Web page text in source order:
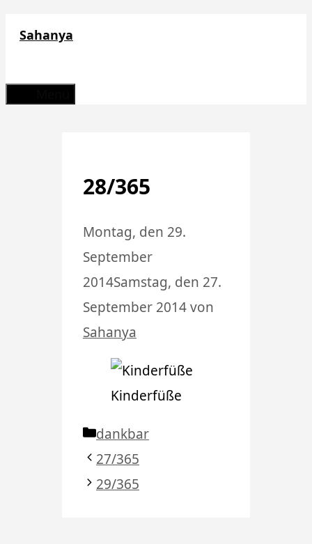
Sahanya
28/365
Montag, den 29.
September
2014Samstag, den 27.
September 2014von
Sahanya
Kinderfüße
Kategorien
dankbar
27/365
29/365